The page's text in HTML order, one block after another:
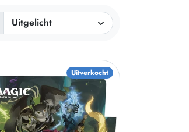
Gesorteerd op:
Uitverkocht